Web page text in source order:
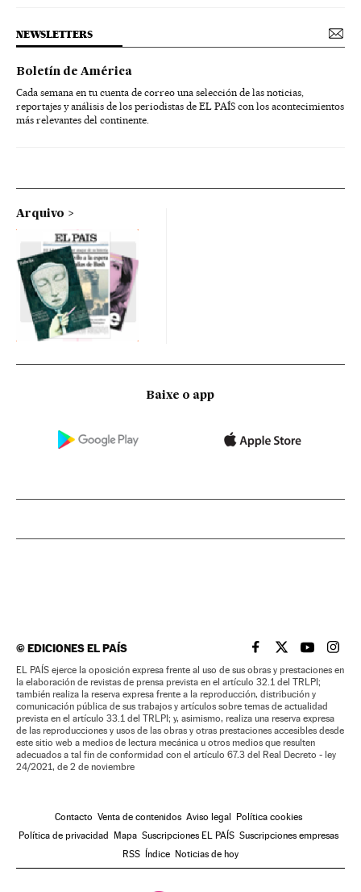
NEWSLETTERS
Boletín de América
Cada semana en tu cuenta de correo una selección de las noticias,
reportajes y análisis de los periodistas de EL PAÍS con los acontecimientos
más relevantes del continente.
Arquivo
Baixe o app
©EDICIONES EL PAÍS EL PAÍS BRASIL EN
EL PAÍSEL PAÍS
EL
EL PAÍS ejerce la oposición expresa frente al uso de sus obras y prestaciones en
la elaboración de revistas de prensa prevista en el artículo 32.1 del TRLPI;
también realiza la reserva expresa frente a la reproducción, distribución y
comunicación pública de sus trabajos y artículos sobre temas de actualidad
prevista en el artículo 33.1 del TRLPI; y, asimismo, realiza una reserva expresa
de las reproducciones y usos de las obras y otras prestaciones accesibles desde
este sitio web a medios de lectura mecánica u otros medios que resulten
adecuados a tal fin de conformidad con el artículo 67.3 del Real Decreto - ley
24/2021, de 2 de noviembre
Contacto Venta de contenidos Aviso legal
Política cookies
Política de privacidad
Mapa Suscripciones EL PAÍS Suscripciones empresas
RSS
Índice Noticias de hoy